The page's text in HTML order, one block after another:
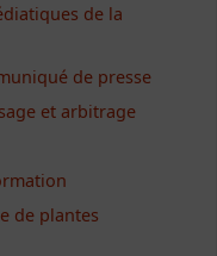
de la
de presse
et arbitrage
de plantes